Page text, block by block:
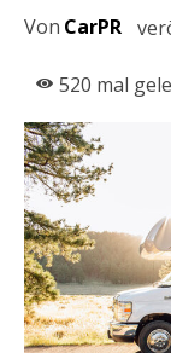
Von CarPR
520 mal